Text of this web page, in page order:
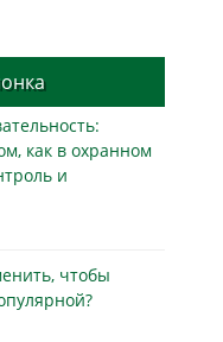
как в охранном
и
чтобы